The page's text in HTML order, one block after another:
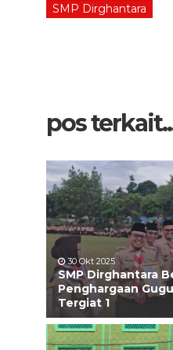
SMP Dirghantara
pos
30 Okt 2025
SMP Dirghantara
Penghargaan
Tergiat 1